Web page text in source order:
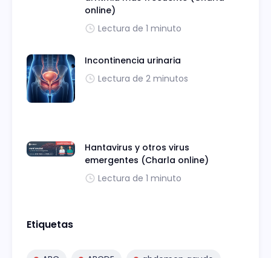
online)
Lectura de 1 minuto
Incontinencia urinaria
Lectura de 2 minutos
Hantavirus y otros virus
emergentes (Charla online)
Lectura de 1 minuto
Etiquetas